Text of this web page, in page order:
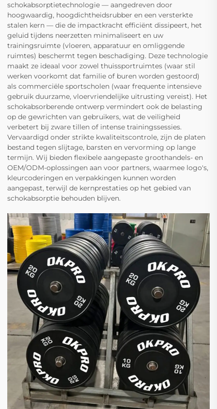
schokabsorptietechnologie — aangedreven door
hoogwaardig, hoogdichtheidsrubber en een versterkte
stalen kern — die de impactkracht efficiënt dissipeert, het
geluid tijdens neerzetten minimaliseert en uw
trainingsruimte (vloeren, apparatuur en omliggende
ruimtes) beschermt tegen beschadiging. Deze technologie
maakt ze ideaal voor zowel thuissportruimtes (waar stil
werken voorkomt dat familie of buren worden gestoord)
als commerciële sportscholen (waar frequente intensieve
gebruik duurzame, vloervriendelijke uitrusting vereist). Het
schokabsorberende ontwerp vermindert ook de belasting
op de gewrichten van gebruikers, wat de veiligheid
verbetert bij zware tillen of intense trainingssessies.
Vervaardigd onder strikte kwaliteitscontrole, zijn de platen
bestand tegen slijtage, barsten en vervorming op lange
termijn. Wij bieden flexibele aangepaste groothandels- en
OEM/ODM-oplossingen aan voor partners, waarmee logo's,
kleurcoderingen en verpakkingen kunnen worden
aangepast, terwijl de kernprestaties op het gebied van
schokabsorptie behouden blijven.